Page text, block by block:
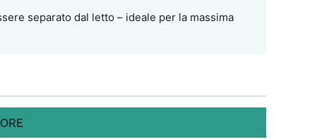
separato dal letto – ideale per la massima